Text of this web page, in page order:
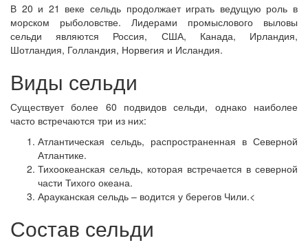
В 20 и 21 веке сельдь продолжает играть ведущую роль в
морском рыболовстве. Лидерами промыслового выловы
сельди являются Россия, США, Канада, Ирландия,
Шотландия, Голландия, Норвегия и Исландия.
Виды сельди
Существует более 60 подвидов сельди, однако наиболее
часто встречаются три из них:
Атлантическая сельдь, распространенная в Северной
Атлантике.
Тихоокеанская сельдь, которая встречается в северной
части Тихого океана.
Арауканская сельдь – водится у берегов Чили.<
Состав сельди